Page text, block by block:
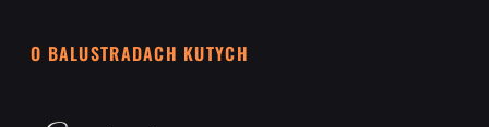
O BALUSTRADACH KUTYCH